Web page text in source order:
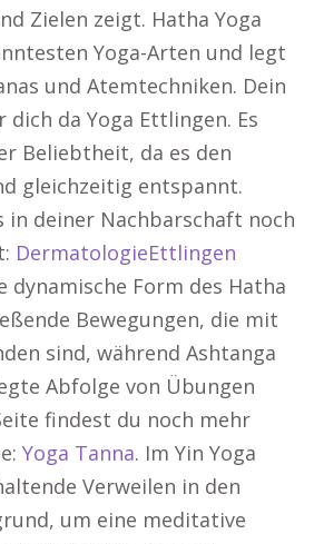
Zielen zeigt. Hatha Yoga
Yoga-Arten und legt
und Atemtechniken. Dein
dich da Yoga Ettlingen. Es
Beliebtheit, da es den
gleichzeitig entspannt.
in deiner Nachbarschaft noch
DermatologieEttlingen
dynamische Form des Hatha
Bewegungen, die mit
sind, während Ashtanga
Abfolge von Übungen
findest du noch mehr
Yoga Tanna. Im Yin Yoga
Verweilen in den
um eine meditative